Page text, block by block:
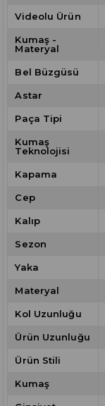
Videolu Ürün
Kumaş -
Materyal
Bel Büzgüsü
Astar
Paça Tipi
Kumaş
Teknolojisi
Kapama
Cep
Kalıp
Sezon
Yaka
Materyal
Kol Uzunluğu
Ürün Uzunluğu
Ürün Stili
Kumaş